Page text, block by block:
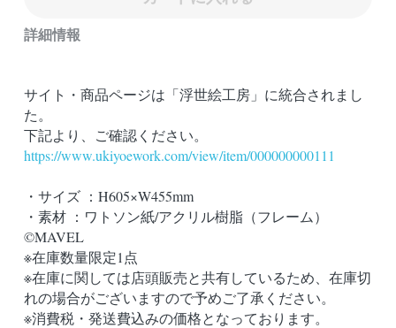
詳細情報
サイト・商品ページは「浮世絵工房」に統合されまし
た。
下記より、ご確認ください。
https://www.ukiyoework.com/view/item/000000000111
・サイズ ：H605×W455mm
・素材 ：ワトソン紙/アクリル樹脂（フレーム）
©️MAVEL
※在庫数量限定1点
※在庫に関しては店頭販売と共有しているため、在庫切
れの場合がございますので予めご了承ください。
※消費税・発送費込みの価格となっております。